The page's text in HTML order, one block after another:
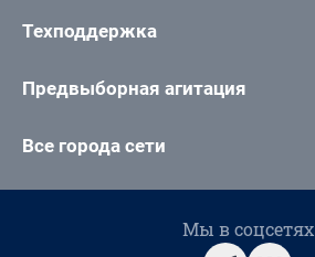
Техподдержка
Предвыборная агитация
Все города сети
Мы в соцсетях